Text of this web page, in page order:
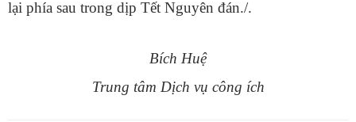
lại phía sau trong dịp Tết Nguyên đán./.
Bích Huệ
Trung tâm Dịch vụ công ích